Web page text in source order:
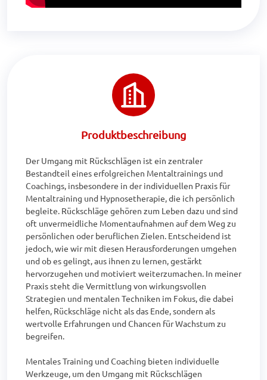
Produktbeschreibung
Der Umgang mit Rückschlägen ist ein zentraler
Bestandteil eines erfolgreichen Mentaltrainings und
Coachings, insbesondere in der individuellen Praxis für
Mentaltraining und Hypnosetherapie, die ich persönlich
begleite. Rückschläge gehören zum Leben dazu und sind
oft unvermeidliche Momentaufnahmen auf dem Weg zu
persönlichen oder beruflichen Zielen. Entscheidend ist
jedoch, wie wir mit diesen Herausforderungen umgehen
und ob es gelingt, aus ihnen zu lernen, gestärkt
hervorzugehen und motiviert weiterzumachen. In meiner
Praxis steht die Vermittlung von wirkungsvollen
Strategien und mentalen Techniken im Fokus, die dabei
helfen, Rückschläge nicht als das Ende, sondern als
wertvolle Erfahrungen und Chancen für Wachstum zu
begreifen.
Mentales Training und Coaching bieten individuelle
Werkzeuge, um den Umgang mit Rückschlägen